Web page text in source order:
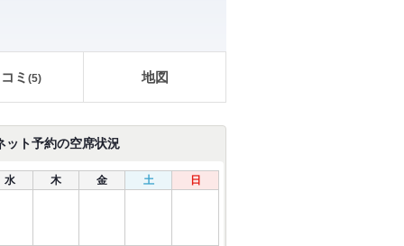
ミ (5) 地図
ット予約の空席状況
水 木 金 土 日